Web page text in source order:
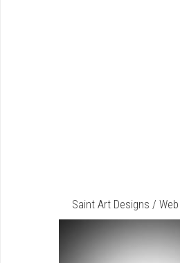
Saint Art Designs /